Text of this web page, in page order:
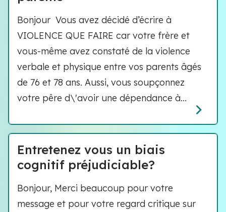
Bonjour Vous avez décidé d’écrire à
VIOLENCE QUE FAIRE car votre frère et
vous-même avez constaté de la violence
verbale et physique entre vos parents âgés
de 76 et 78 ans. Aussi, vous soupçonnez
votre pêre d\'avoir une dépendance à...
Entretenez vous un biais
cognitif préjudiciable?
Bonjour, Merci beaucoup pour votre
message et pour votre regard critique sur